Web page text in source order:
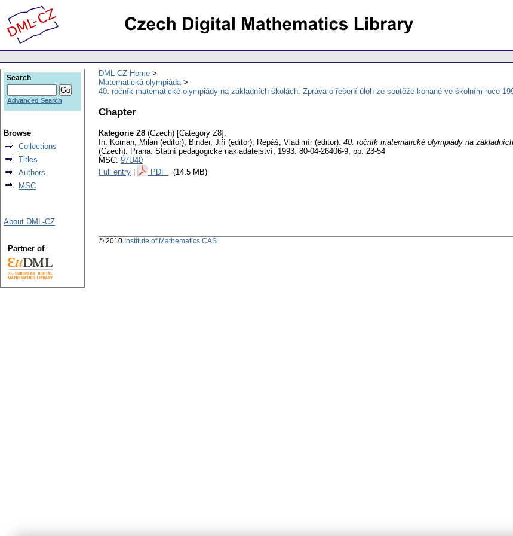
DML-CZ Home
Matematická olympiáda
40. ročník matematické olympiády na základních školách. Zpráva o řešení úloh ze soutěže konané ve školním roce
Chapter
Kategorie Z8 (Czech) [Category Z8].
In: Koman, Milan (editor); Binder, Jiří (editor); Repáš, Vladimír (editor): 40. ročník matematické olympiády na
(Czech). Praha: Státní pedagogické nakladatelství, 1993. 80-04-26406-9, pp. 23-54
MSC: 97U40
Full entry
PDF (14.5 MB)
Search
Advanced Search
Browse
Collections
Titles
Authors
MSC
About DML-CZ
Partner of
© 2010 Institute of Mathematics CAS